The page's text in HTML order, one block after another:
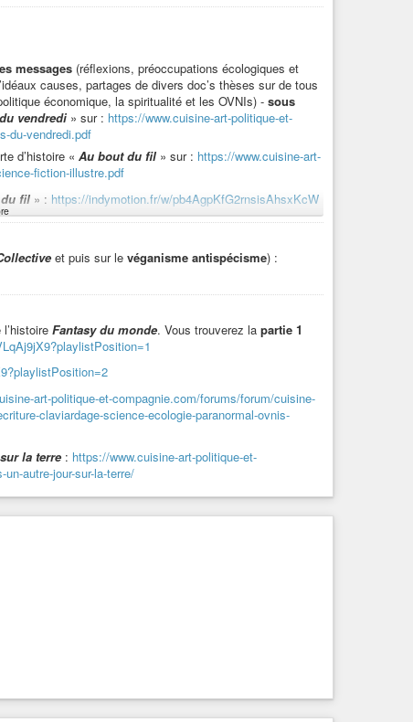
du manque d’éthique,
w/f5N7Ek41tx6o8ANXYcjrq1
» :
messages (réflexions, préoccupations écologiques et
causes, partages de divers doc’s thèses sur de tous
économique, la spiritualité et les OVNIs) - sous
vendredi » sur : https://www.cuisine-art-politique-et-
du-vendredi.pdf
d’histoire « Au bout du fil » sur : https://www.cuisine-art-
fiction-illustre.pdf
fil » : https://indymotion.fr/w/pb4AgpKfG2rnsisAhsxKcW
d’histoire dont est extrait «Au bout du fil» :
fil»:
et puis sur le véganisme antispécisme) :
Fantasy du monde. Vous trouverez la partie 1
art-politique-et-compagnie.com/forums/forum/cuisine-
claviardage-science-ecologie-paranormal-ovnis-
la terre : https://www.cuisine-art-politique-et-
autre-jour-sur-la-terre/